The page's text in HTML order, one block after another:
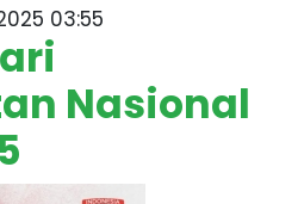
03:55
Nasional